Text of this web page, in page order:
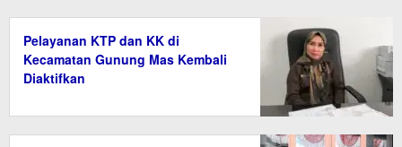
Pelayanan KTP dan KK di
Kecamatan Gunung Mas Kembali
Diaktifkan